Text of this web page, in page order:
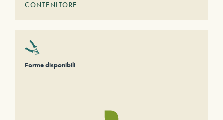
CONTENITORE
Forme disponibili